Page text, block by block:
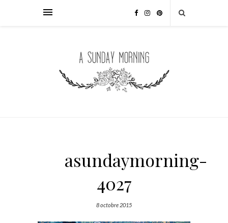
asundaymorning-
4027
8 octobre 2015